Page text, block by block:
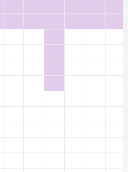
」（東京MXテレビ／千葉テレビ
：2011年〜2013年
おバカ騒ぎ！」（東京MXテレビ
ーナーに出演：2013年〜2014年